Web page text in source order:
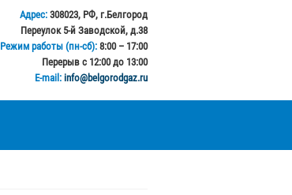
Адрес: 308023, РФ, г.Белгород
Переулок 5-й Заводской, д.38
Режим работы (пн-сб): 8:00 – 17:00
Перерыв с 12:00 до 13:00
E-mail: info@belgorodgaz.ru